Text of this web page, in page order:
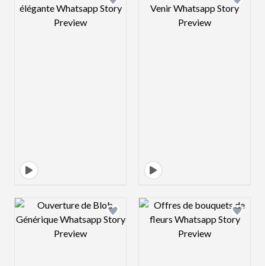
Design preview image Design preview